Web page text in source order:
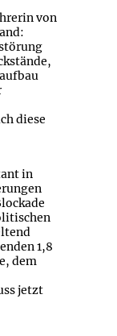
von
diese
in
1,8
dem
jetzt